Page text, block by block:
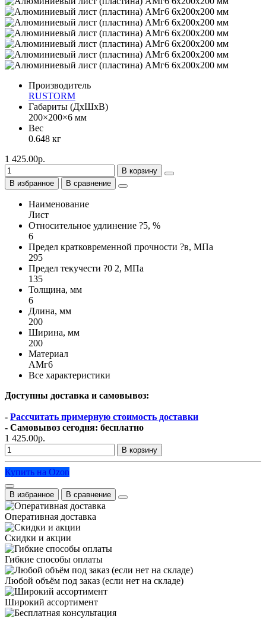
Производитель
RUSTORM
Габариты (ДхШхВ)
200×200×6 мм
Вес
0.648 кг
1 425.00р.
В корзину
В избранное
В сравнение
Наименование
Лист
Относительное удлинение ?5, %
6
Предел кратковременной прочности ?в, МПа
295
Предел текучести ?0 2, МПа
135
Толщина, мм
6
Длина, мм
200
Ширина, мм
200
Материал
АМг6
Все характеристики
Доступны доставка и самовывоз:
- Рассчитать примерную стоимость доставки
- Самовывоз сегодня: бесплатно
1 425.00р.
В корзину
Купить на Ozon
В избранное В сравнение
Оперативная доставка
Скидки и акции
Гибкие способы оплаты
Любой объём под заказ (если нет на складе)
Широкий ассортимент